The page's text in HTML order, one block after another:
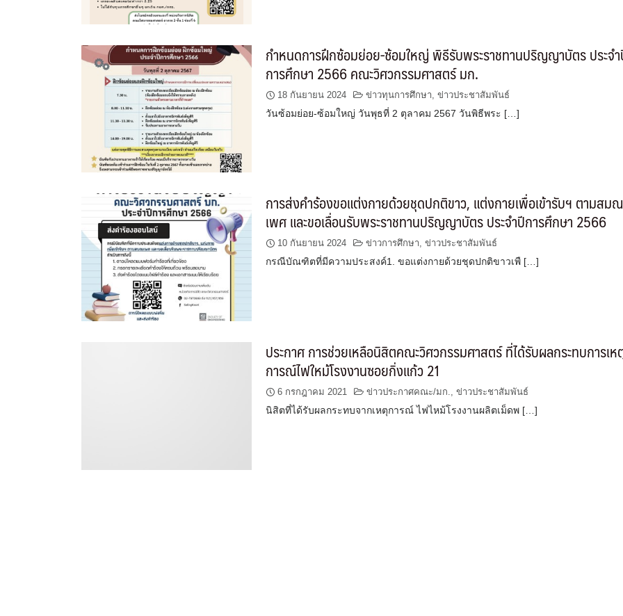
กำหนดการฝึกซ้อมย่อย-ซ้อมใหญ่ พิธีรับพระราชทานปริญญาบัตร ประจ
การศึกษา 2566 คณะวิศวกรรมศาสตร์ มก.
18 กันยายน 2024 ข่าวทุนการศึกษา,ข่าวประชาสัมพันธ์
วันซ้อมย่อย-ซ้อมใหญ่ วันพุธที่ 2 ตุลาคม 2567 วันพิธีพระ […]
การส่งคำร้องขอแต่งกายด้วยชุดปกติขาว, แต่งกายเพื่อเข้ารับฯ ตามสมณ
เพศ และขอเลื่อนรับพระราชทานปริญญาบัตร ประจำปีการศึกษา 2566
10 กันยายน 2024 ข่าวการศึกษา,ข่าวประชาสัมพันธ์
กรณีบัณฑิตที่มีความประสงค์1. ขอแต่งกายด้วยชุดปกติขาวเพื […]
ประกาศ การช่วยเหลือนิสิตคณะวิศวกรรมศาสตร์ ที่ได้รับผลกระทบการเห
การณ์ไฟใหม้โรงงานซอยกิ่งแก้ว 21
6 กรกฎาคม 2021 ข่าวประกาศคณะ/มก. ,ข่าวประชาสัมพันธ์
นิสิตที่ได้รับผลกระทบจากเหตุการณ์ ไฟไหม้โรงงานผลิตเม็ดพ […]